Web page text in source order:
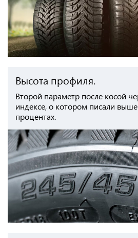
Высота профиля.
Второй параметр после косой
индексе, о котором писали
процентах.